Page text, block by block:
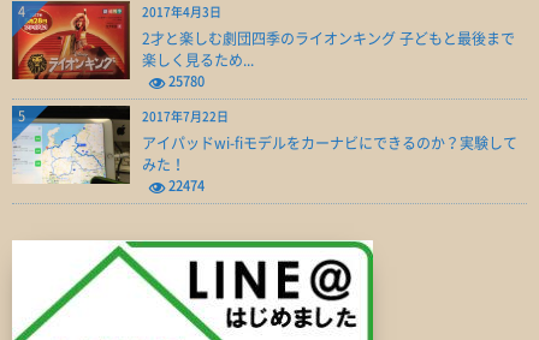
2017年4月3日
2才と楽しむ劇団四季のライオンキング 子どもと最後まで
楽しく見るため...
25780
4
2017年7月22日
アイパッドwi-fiモデルをカーナビにできるのか？実験して
みた！
22474
5